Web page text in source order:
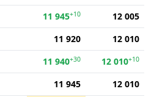
11 945+10
12 005
11 920
12 010
11 940+30 12 010+10
11 945
12 010